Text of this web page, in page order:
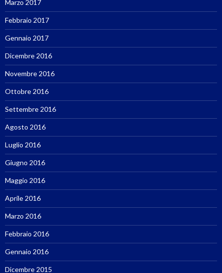
Marzo 2017
Febbraio 2017
Gennaio 2017
Dicembre 2016
Novembre 2016
Ottobre 2016
Settembre 2016
Agosto 2016
Luglio 2016
Giugno 2016
Maggio 2016
Aprile 2016
Marzo 2016
Febbraio 2016
Gennaio 2016
Dicembre 2015